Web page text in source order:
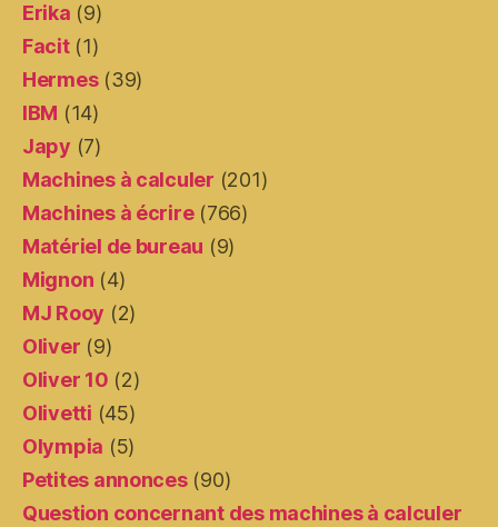
Erika (9)
Facit(1)
Hermes(39)
IBM (14)
Japy (7)
Machines à calculer (201)
Machines à écrire(766)
Matériel de bureau (9)
Mignon (4)
MJ Rooy (2)
Oliver (9)
Oliver 10 (2)
Olivetti (45)
Olympia (5)
Petites annonces(90)
Question concernant des machines à calculer